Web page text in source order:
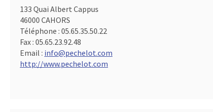
133 Quai Albert Cappus
46000 CAHORS
Téléphone : 05.65.35.50.22
Fax : 05.65.23.92.48
Email : info@pechelot.com
http://www.pechelot.com